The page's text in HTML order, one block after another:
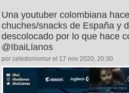
Una youtuber colombiana
chuches/snacks de España y
descolocado por lo que hace
@IbaiLlanos
por celedoniomur el 17 nov 2020, 20:30